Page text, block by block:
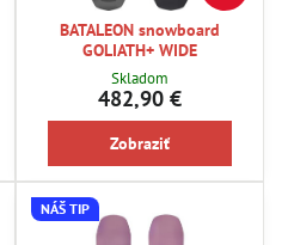
BATALEON snowboard
GOLIATH+ WIDE
Skladom
482,90 €
Zobraziť
NÁŠ TIP